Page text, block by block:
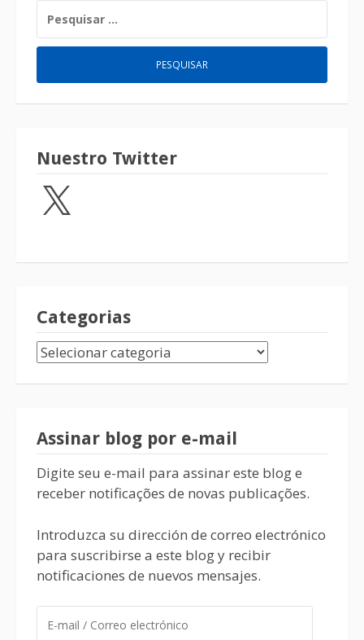
Nuestro Twitter
Categorias
Assinar blog por e-mail
Digite seu e-mail para assinar este blog e
receber notificações de novas publicações.
Introduzca su dirección de correo electrónico
para suscribirse a este blog y recibir
notificaciones de nuevos mensajes.